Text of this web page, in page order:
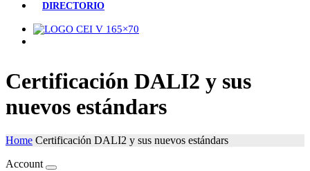
DIRECTORIO
Certificación DALI2 y sus
nuevos estándars
Home Certificación DALI2 y sus nuevos estándars
Account